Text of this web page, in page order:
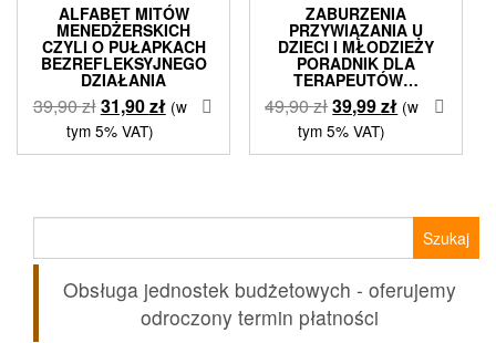
ALFABET MITÓW
MENEDŻERSKICH
CZYLI O PUŁAPKACH
BEZREFLEKSYJNEGO
DZIAŁANIA
39,90złPierwotna
cena
wynosiła:
31,90złAktualna
wynosi:
(w
tym 5% VAT)
ZABURZENIA
PRZYWIĄZANIA U
DZIECI I MŁODZIEŻY
PORADNIK DLA
TERAPEUTÓW…
49,90złPierwotna
cena
wynosiła:
39,99złAktualna
wynosi:
(w
tym 5% VAT)
Obsługa jednostek budżetowych - oferujemy
odroczony termin płatności